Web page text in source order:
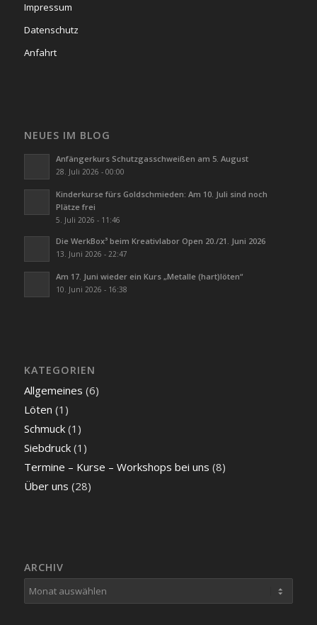
Impressum
Datenschutz
Anfahrt
NEUES IM BLOG
Anfängerkurs Schutzgasschweißen am 5. August
28. Juli 2026 - 00:00
Kinderkurse fürs Goldschmieden: Am 10. Juli sind noch
Plätze frei
5. Juli 2026 - 11:46
Die WerkBox³ beim Kreativlabor Open 20./21. Juni 2026
13. Juni 2026 - 22:47
Am 17. Juni wieder ein Kurs „Metalle (hart)löten“
10. Juni 2026 - 16:38
KATEGORIEN
Allgemeines (6)
Löten (1)
Schmuck(1)
Siebdruck(1)
Termine – Kurse – Workshops bei uns (8)
Über uns (28)
ARCHIV